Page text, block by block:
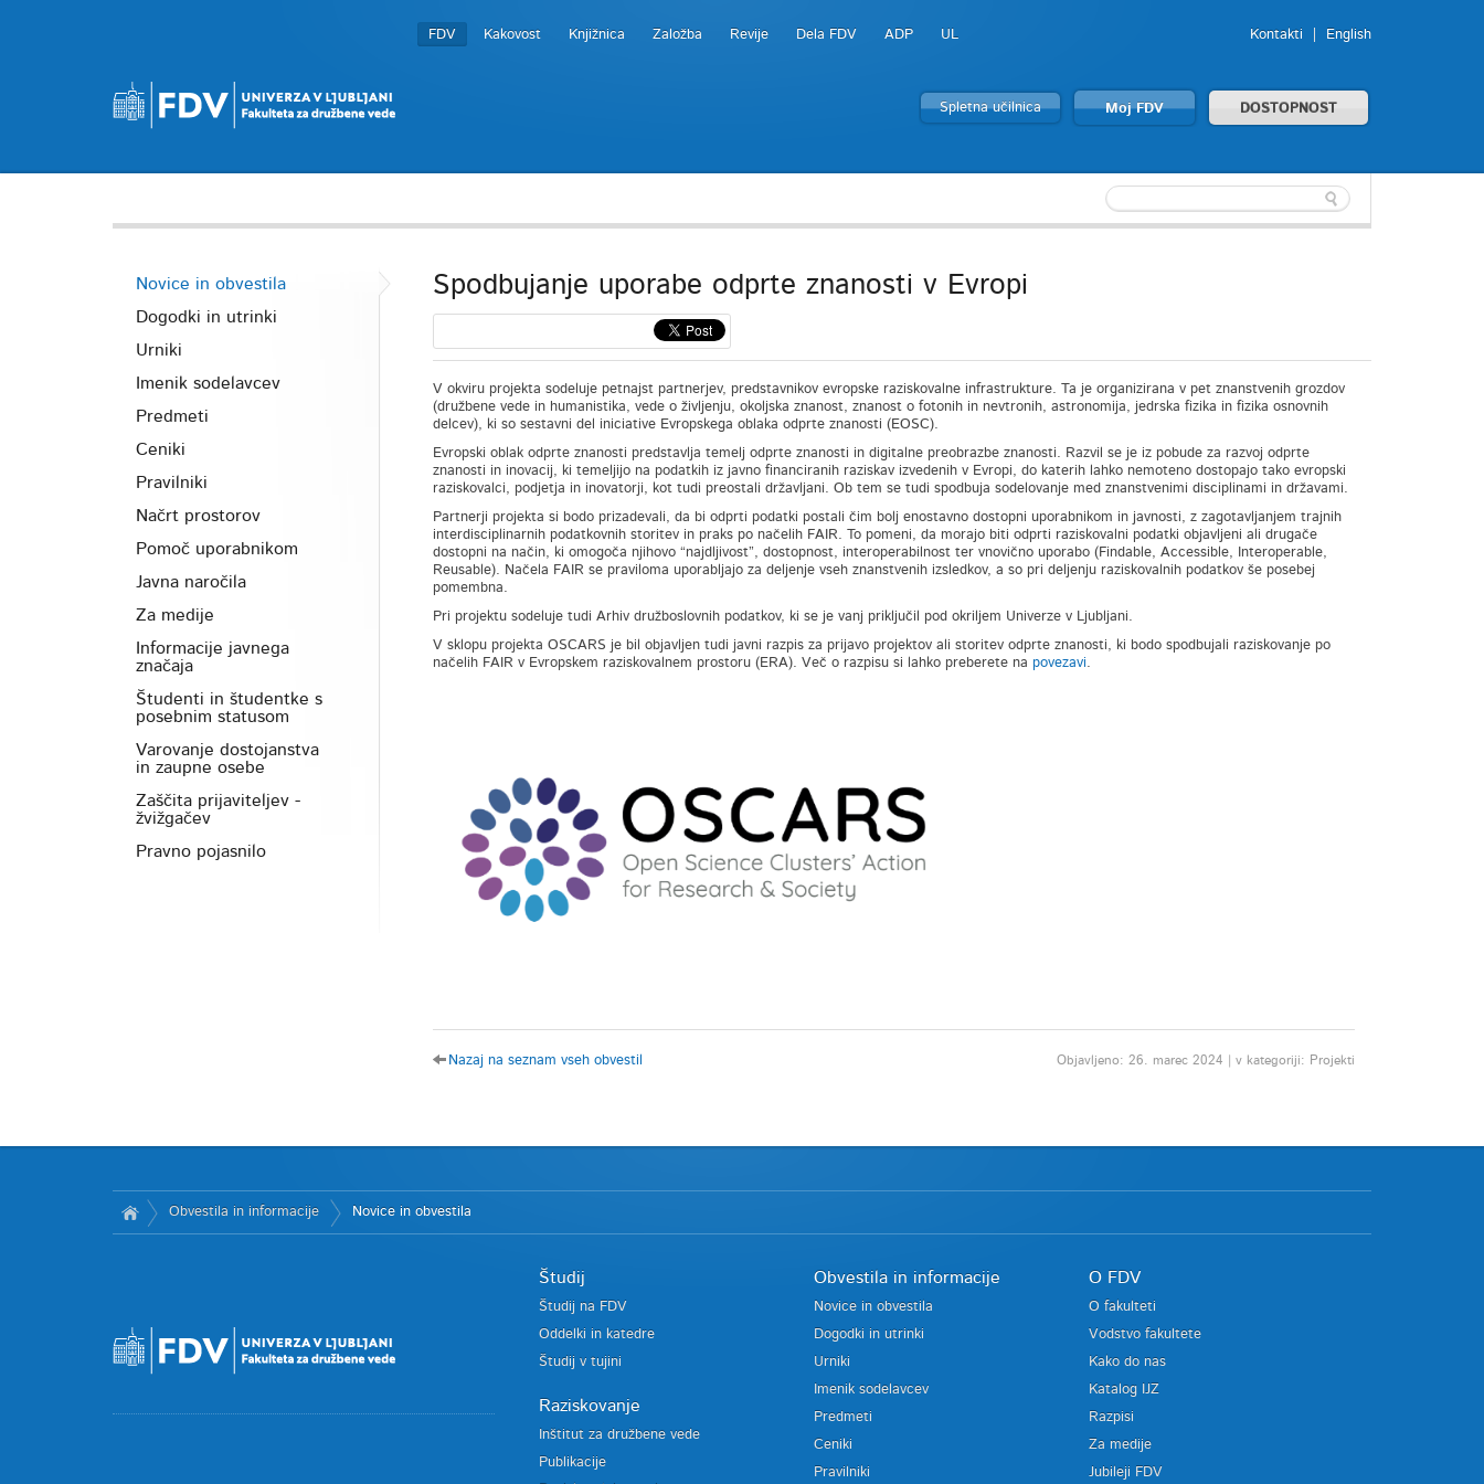
FDV Kakovost Knjižnica Založba Revije Dela FDV ADP UL Kontakti English
Spletna učilnica Moj FDV DOSTOPNOST
Novice in obvestila
Dogodki in utrinki
Urniki
Imenik sodelavcev
Predmeti
Ceniki
Pravilniki
Načrt prostorov
Pomoč uporabnikom
Javna naročila
Za medije
Informacije javnega
značaja
Študenti in študentke s
posebnim statusom
Varovanje dostojanstva
in zaupne osebe
Zaščita prijaviteljev -
žvižgačev
Pravno pojasnilo
Spodbujanje uporabe odprte znanosti v Evropi
V okviru projekta sodeluje petnajst partnerjev, predstavnikov evropske raziskovalne infrastrukture. Ta je organizirana v pet znanstvenih grozdov
(družbene vede in humanistika, vede o življenju, okoljska znanost, znanost o fotonih in nevtronih, astronomija, jedrska fizika in fizika osnovnih
delcev), ki so sestavni del iniciative Evropskega oblaka odprte znanosti (EOSC).
Evropski oblak odprte znanosti predstavlja temelj odprte znanosti in digitalne preobrazbe znanosti. Razvil se je iz pobude za razvoj odprte
znanosti in inovacij, ki temeljijo na podatkih iz javno financiranih raziskav izvedenih v Evropi, do katerih lahko nemoteno dostopajo tako evropski
raziskovalci, podjetja in inovatorji, kot tudi preostali državljani. Ob tem se tudi spodbuja sodelovanje med znanstvenimi disciplinami in državami.
Partnerji projekta si bodo prizadevali, da bi odprti podatki postali čim bolj enostavno dostopni uporabnikom in javnosti, z zagotavljanjem trajnih
interdisciplinarnih podatkovnih storitev in praks po načelih FAIR. To pomeni, da morajo biti odprti raziskovalni podatki objavljeni ali drugače
dostopni na način, ki omogoča njihovo “najdljivost”, dostopnost, interoperabilnost ter vnovično uporabo (Findable, Accessible, Interoperable,
Reusable). Načela FAIR se praviloma uporabljajo za deljenje vseh znanstvenih izsledkov, a so pri deljenju raziskovalnih podatkov še posebej
pomembna.
Pri projektu sodeluje tudi Arhiv družboslovnih podatkov, ki se je vanj priključil pod okriljem Univerze v Ljubljani.
V sklopu projekta OSCARS je bil objavljen tudi javni razpis za prijavo projektov ali storitev odprte znanosti, ki bodo spodbujali raziskovanje po
načelih FAIR v Evropskem raziskovalnem prostoru (ERA). Več o razpisu si lahko preberete na povezavi.
Nazaj na seznam vseh obvestil Objavljeno: 26. marec 2024 | v kategoriji: Projekti
Obvestila in informacije Novice in obvestila
Študij
Študij na FDV
Oddelki in katedre
Študij v tujini
Raziskovanje
Inštitut za družbene vede
Publikacije
Obvestila in informacije
Novice in obvestila
Dogodki in utrinki
Urniki
Imenik sodelavcev
Predmeti
Ceniki
Pravilniki
O FDV
O fakulteti
Vodstvo fakultete
Kako do nas
Katalog IJZ
Razpisi
Za medije
Jubileji FDV